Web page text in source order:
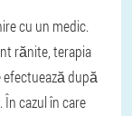
cu un medic.
rănite, terapia
efectuează după
cazul în care